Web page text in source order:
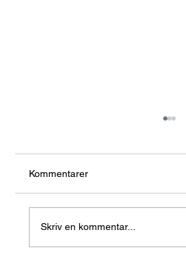
Kommentarer
Skriv en kommentar...